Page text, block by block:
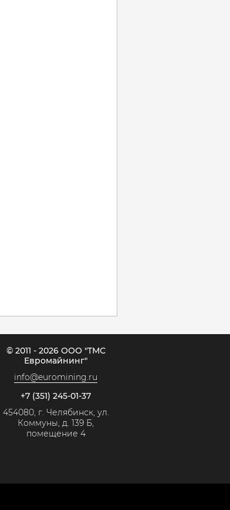
© 2011 - 2026 ООО "ТМС
Евромайнинг"
info@euromining.ru
+7 (351) 245-01-37
454080, г. Челябинск, ул.
Коммуны, д. 139 Б,
помещение 4